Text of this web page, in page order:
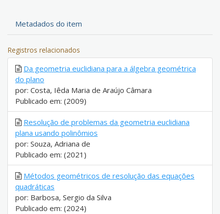
Metadados do item
Registros relacionados
Da geometria euclidiana para a álgebra geométrica
do plano
por: Costa, Iêda Maria de Araújo Câmara
Publicado em: (2009)
Resolução de problemas da geometria euclidiana
plana usando polinômios
por: Souza, Adriana de
Publicado em: (2021)
Métodos geométricos de resolução das equações
quadráticas
por: Barbosa, Sergio da Silva
Publicado em: (2024)